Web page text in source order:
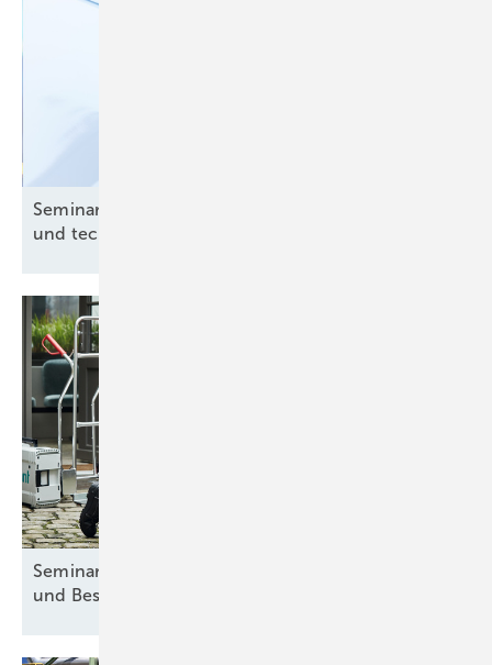
Seminar: Ladeinfrastruktur – Grundlagen, Gesetze
und technische
Seminar: Wärmepumpensysteme in Neubauten
und
Bestandsimmobilien